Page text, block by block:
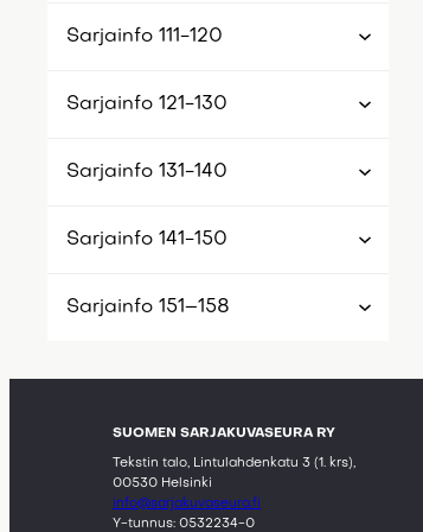
Sarjainfo 111-120
Sarjainfo 121-130
Sarjainfo 131-140
Sarjainfo 141-150
Sarjainfo 151–158
SUOMEN SARJAKUVASEURA RY
Tekstin talo, Lintulahdenkatu 3 (1. krs),
00530 Helsinki
info@sarjakuvaseura.fi
Y-tunnus: 0532234-0